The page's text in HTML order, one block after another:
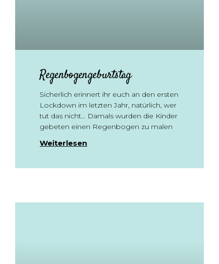
Regenbogengeburtstag
Sicherlich erinnert ihr euch an den ersten
Lockdown im letzten Jahr, natürlich, wer
tut das nicht… Damals wurden die Kinder
gebeten einen Regenbogen zu malen
Weiterlesen